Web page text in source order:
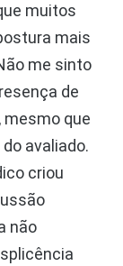
muitos
mais
me sinto
de
que
avaliado.
criou
não